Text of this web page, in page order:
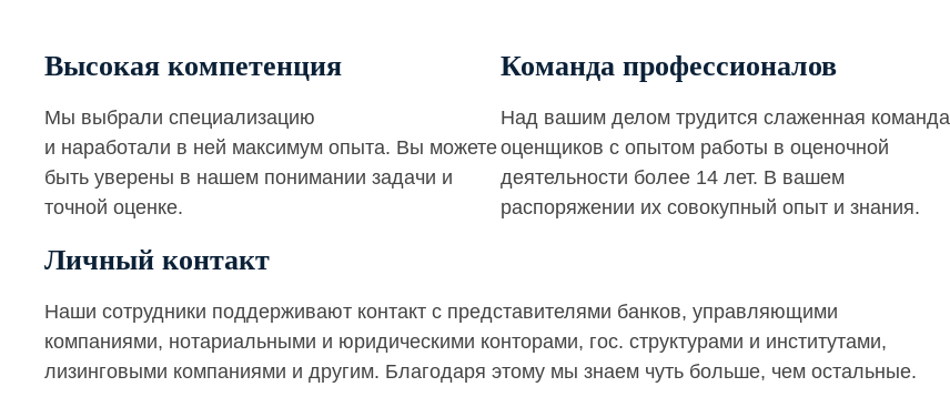
Высокая компетенция
Мы выбрали специализацию
и наработали в ней максимум опыта. Вы можете
быть уверены в нашем понимании задачи и
точной оценке.
Команда профессионалов
Над вашим делом трудится слаженная команда
оценщиков с опытом работы в оценочной
деятельности более 14 лет. В вашем
распоряжении их совокупный опыт и знания.
Личный контакт
Наши сотрудники поддерживают контакт с представителями банков, управляющими
компаниями, нотариальными и юридическими конторами, гос. структурами и институтами,
лизинговыми компаниями и другим. Благодаря этому мы знаем чуть больше, чем остальные.